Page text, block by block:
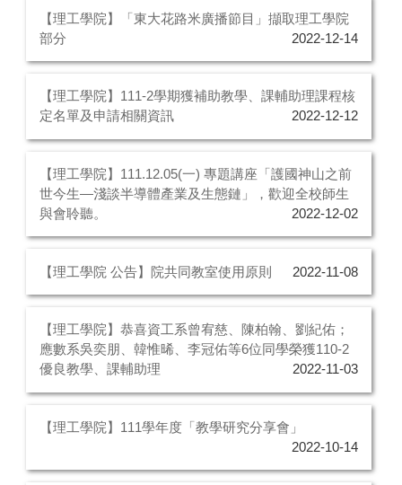
【理工學院】「東大花路米廣播節目」擷取理工學院
部分
2022-12-14
【理工學院】111-2學期獲補助教學、課輔助理課程核
定名單及申請相關資訊
2022-12-12
【理工學院】111.12.05(一) 專題講座「護國神山之前
世今生—淺談半導體產業及生態鏈」，歡迎全校師生
與會聆聽。
2022-12-02
【理工學院 公告】院共同教室使用原則 2022-11-08
【理工學院】恭喜資工系曾宥慈、陳柏翰、劉紀佑；
應數系吳奕朋、韓惟晞、李冠佑等6位同學榮獲110-2
優良教學、課輔助理
2022-11-03
【理工學院】111學年度「教學研究分享會」
2022-10-14